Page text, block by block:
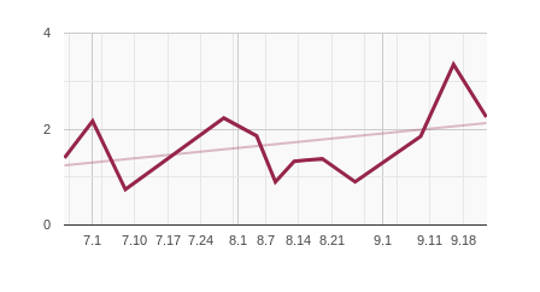
7.1 8.1 9.1
7.10 7.17 7.24 8.7 8.14 8.21 9.11 9.18
0
2
4